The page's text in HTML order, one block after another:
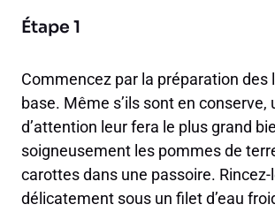
Étape 1
Commencez par la préparation des
base. Même s’ils sont en conserve,
d’attention leur fera le plus grand
soigneusement les pommes de
carottes dans une passoire. Rincez-
délicatement sous un filet d’eau